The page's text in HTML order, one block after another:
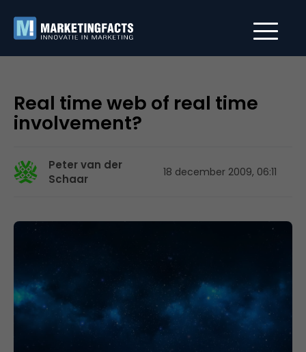
Real time web of real time
involvement?
Peter van der
Schaar
18 december 2009, 06:11